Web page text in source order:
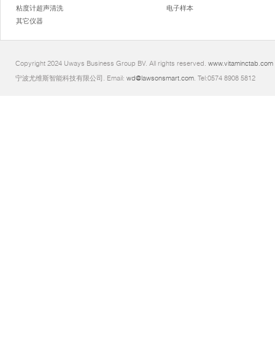
粘度计超声清洗
其它仪器
电子样本
Copyright 2024 Uways Business Group BV. All rights reserved. www.vitaminctab.com
宁波尤维斯智能科技有限公司. Email: wd@lawsonsmart.com. Tel:0574 8908 5812